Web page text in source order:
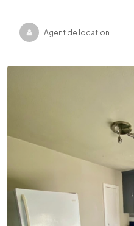
Agent de location